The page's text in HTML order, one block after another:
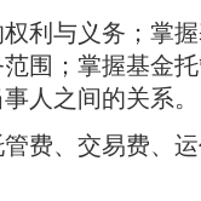
与义务；掌握
围；掌握基金
人之间的关系。
、交易费、运